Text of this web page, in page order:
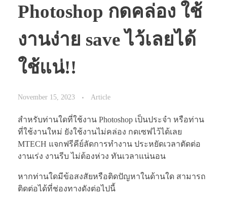
Photoshop กดคล่อง ใช้
งานง่าย save ไว้เลยได้
ใช้แน่!!
November 15, 2023 Article
สำหรับท่านใดที่ใช้งาน Photoshop เป็นประจำ หรือท่าน
ที่ใช้งานใหม่ ยังใช้งานไม่คล่อง กดเซฟไว้ได้เลย
MTECH แจกฟรีคีย์ลัดการทำงาน ประหยัดเวลาตัดต่อ
งานเร่ง งานรีบ ไม่ต้องห่วง ทันเวลาแน่นอน
หากท่านใดมีข้อสงสัยหรือติดปัญหาในด้านใด สามารถ
ติดต่อได้ที่ช่องทางดังต่อไปนี้